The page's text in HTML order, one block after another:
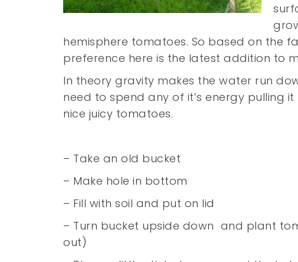
hemisphere tomatoes. So based on the
preference here is the latest addition to
In theory gravity makes the water run
need to spend any of it’s energy pulling
nice juicy tomatoes.
– Take an old bucket
– Make hole in bottom
– Fill with soil and put on lid
– Turn bucket upside down and plant
out)